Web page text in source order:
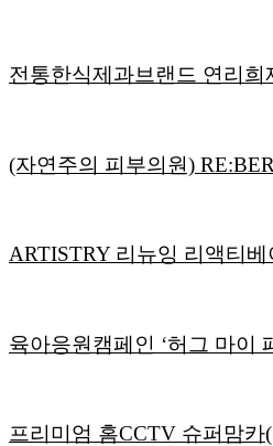
전통한식제과브랜드 연리희
(자연주의 피부의원)
ARTISTRY 리뉴잉 리액티
육아응원캠페인 ‘허그 마이
프리미엄 홈CCTV 슈퍼맘